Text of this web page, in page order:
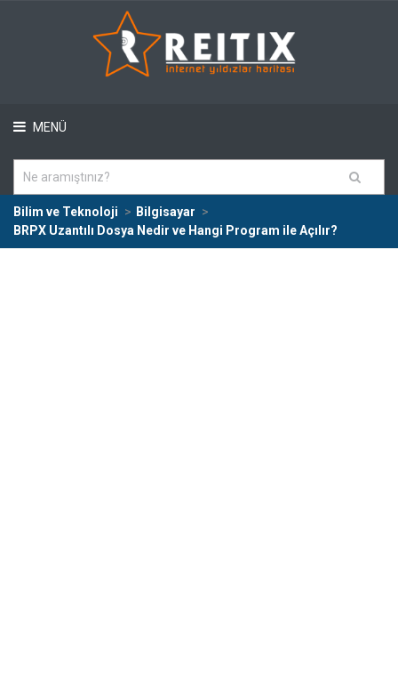
MENÜ
Bilim ve Teknoloji
Bilgisayar
BRPX Uzantılı Dosya Nedir ve Hangi Program ile Açılır?